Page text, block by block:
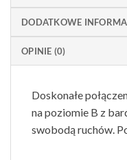
DODATKOWE
OPINIE (0)
Doskonałe
na poziomie B z
swobodą ruchów.